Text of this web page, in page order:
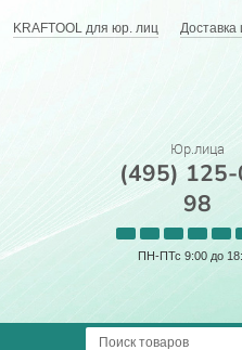
KRAFTOOL для юр. лиц Доставка
Юр.лица
(495)
98
ПН-ПТс 9:00 до